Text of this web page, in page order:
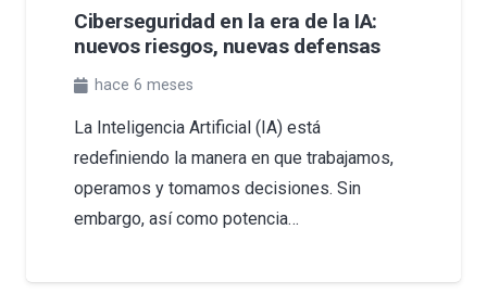
Ciberseguridad en la era de la IA:
nuevos riesgos, nuevas defensas
hace 6 meses
La Inteligencia Artificial (IA) está
redefiniendo la manera en que trabajamos,
operamos y tomamos decisiones. Sin
embargo, así como potencia…